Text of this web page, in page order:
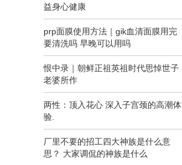
益身心健康
prp面膜使用方法｜gik血清面膜用完
要清洗吗 早晚可以用吗
恨中录｜朝鲜正祖英祖时代思悼世子
老婆所作
两性：顶入花心 深入子宫颈的高潮体
验.
厂里不要的招工四大神族是什么意
思？ 大家调侃的神族是什么